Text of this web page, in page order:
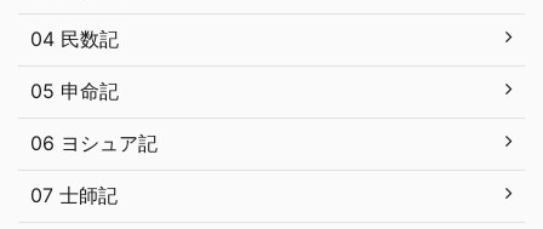
04 民数記
05 申命記
06 ヨシュア記
07 士師記